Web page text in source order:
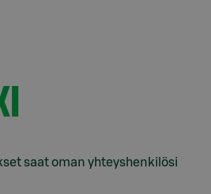
saat oman yhteyshenkilösi